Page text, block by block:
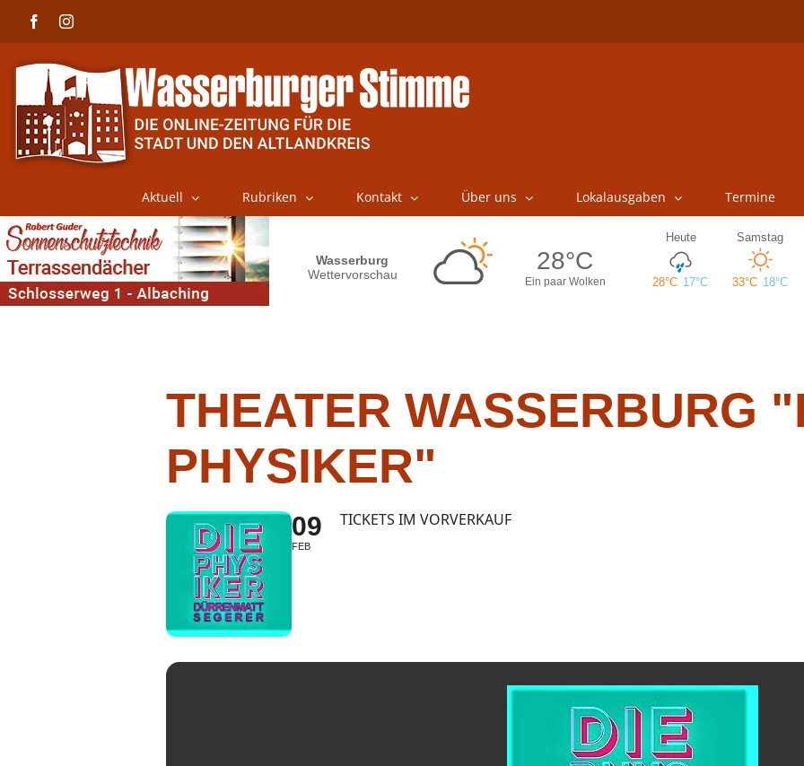
FacebookInstagram
Aktuell Rubriken Kontakt Über uns Lokalausgaben Termine
THEATER WASSERBURG
PHYSIKER"
09
FEB
TICKETS IM VORVERKAUF